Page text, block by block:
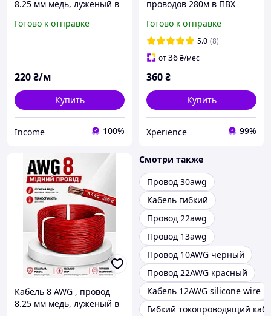
8.25 мм медь, луженый в
1м , многожильный ,
Готово к отправке
220₴/м
Купить
Income 100%
проводов 280м в ПВХ
цветов
Готово к отправке
5.0 (8)
от36₴/мес
360₴
Купить
Xperience 99%
Кабель 8 AWG , провод
8.25 мм медь, луженый в
Смотри также
Провод 30awg
Кабель гибкий
Провод 22awg
Провод 13awg
Провод 10AWG черный
Провод 22AWG красный
Кабель 12AWG silicone wire
Гибкий токопроводящий